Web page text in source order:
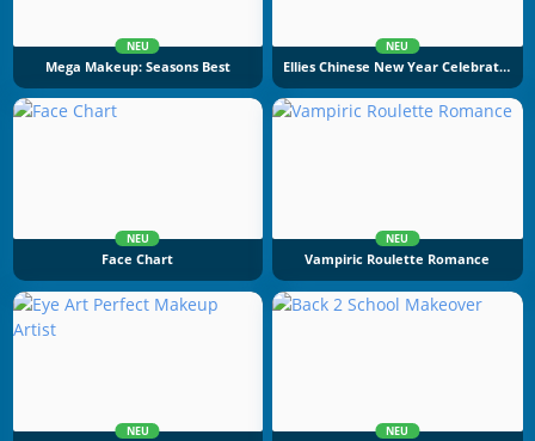
NEU
Mega Makeup: Seasons Best
NEU
Ellies Chinese New Year Celebration
NEU
Face Chart
NEU
Vampiric Roulette Romance
NEU NEU